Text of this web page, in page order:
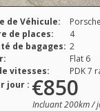
de Véhicule:
Porsche
de places:
4
de bagages: 2
Flat 6
vitesses:
PDK 7
jour : €850
Incluant 200km /